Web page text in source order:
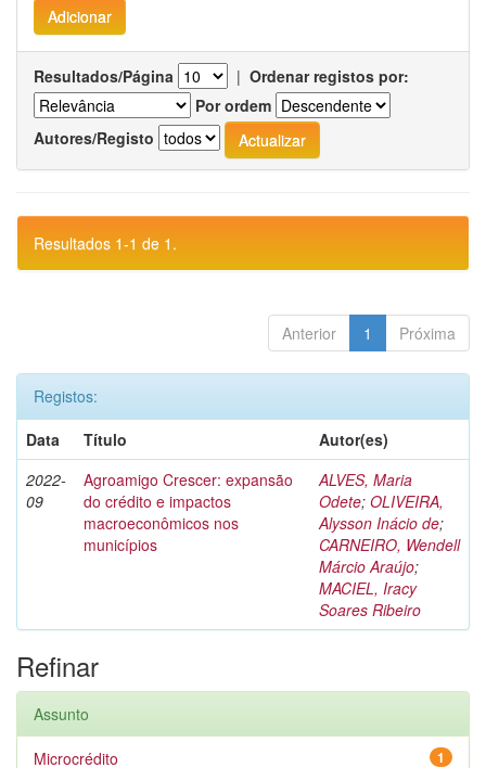
Resultados/Página | Ordenar registos por:
Por ordem
Autores/Registo
Resultados 1-1 de 1.
Anterior 1 Próxima
Registos:
Data
Título
Autor(es)
2022-
09
Agroamigo Crescer: expansão
do crédito e impactos
macroeconômicos nos
municípios
ALVES, Maria
Odete; OLIVEIRA,
Alysson Inácio de;
CARNEIRO, Wendell
Márcio Araújo;
MACIEL, Iracy
Soares Ribeiro
Refinar
Assunto
1
Microcrédito